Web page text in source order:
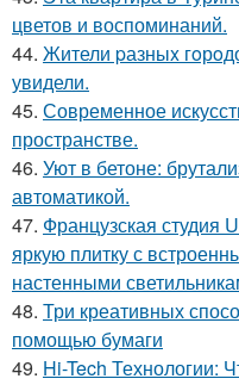
цветов и воспоминаний.
44. Жители pазныx
увидели.
45. Современное
пространстве.
46. Уют в бетоне:
автоматикой.
47. Французская студия
яркую плитку с
настенными
48. Три креативных
помощью бумаги
49. Hi-Tech Технологии: